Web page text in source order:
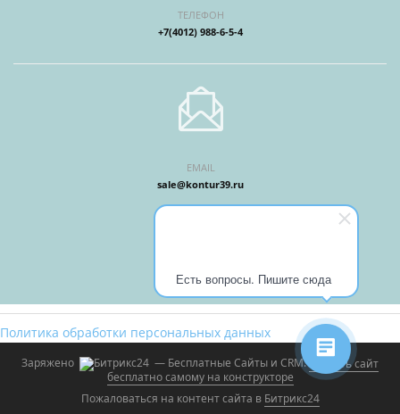
Есть вопросы. Пишите сюда
ТЕЛЕФОН
+7(4012) 988-6-5-4
EMAIL
sale@kontur39.ru
Политика обработки персональных данных
Заряжено — Бесплатные Сайты и CRM.Создать сайт
бесплатно самому на конструкторе
Пожаловаться на контент cайта в Битрикс24